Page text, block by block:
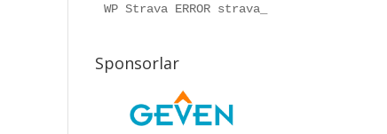
WP Strava ERROR strava_info should
Sponsorlar